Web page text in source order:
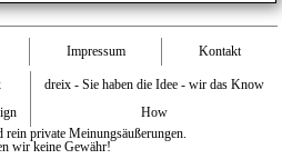
Impressum Kontakt
dreix - Sie haben die Idee - wir das Know
How
rein private Meinungsäußerungen.
wir keine Gewähr!